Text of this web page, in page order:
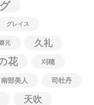
グレイス
喜元
久礼
花 刈穂
南部美人 司牡丹
天吹